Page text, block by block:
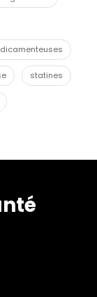
statines